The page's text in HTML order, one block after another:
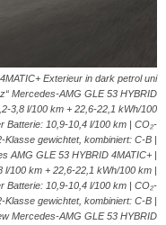
Exterieur in dark petrol uni
Mercedes-AMG GLE 53 HYBRID
3,8 l/100 km + 22,6-22,1 kWh/100
Batterie: 10,9-10,4 l/100 km | CO₂-
gewichtet, kombiniert: C-B |
AMG GLE 53 HYBRID 4MATIC+ |
100 km + 22,6-22,1 kWh/100 km |
Batterie: 10,9-10,4 l/100 km | CO₂-
gewichtet, kombiniert: C-B |
Mercedes-AMG GLE 53 HYBRID